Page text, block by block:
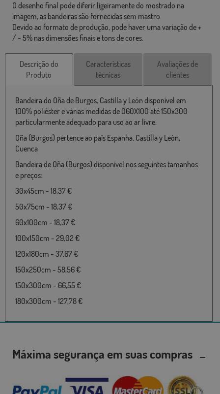
O desenho final pode diferir ligeiramente do mostrado na
imagem, as bandeiras são fornecidas sem mastro.
Devido ao formato de produção, pode haver uma variação de +
/ - 5% nas dimensões finais e tons de cores.
Descrição do
Produto
Características
técnicas
Avaliações de
clientes
Bandeira do Oña de Burgos, Castilla y León disponível em
100% poliéster e várias medidas de 060X100 até 150x300
particularmente adequado para uso ao ar livre.
Oña (Burgos) pertence ao país Espanha, Castilla y León,
Cuenca
Bandeira de Oña (Burgos) disponível nos seguintes tamanhos
e preços:
30x45cm - 18,37 €
50x75cm - 18,37 €
60x100cm - 18,37 €
100x150cm - 29,02 €
120x180cm - 37,67 €
150x250cm - 58,56 €
150x300cm - 66,55 €
180x300cm - 127,78 €
Máxima segurança em suas compras